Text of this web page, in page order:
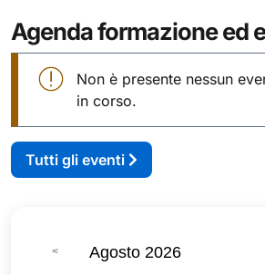
Agenda formazione ed
Non è presente nessun
in corso.
Tutti gli eventi
Agosto 2026